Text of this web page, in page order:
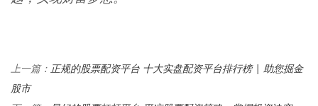
上一篇： 正规的股票配资平台 十大实盘配资平台排行榜 | 助您掘金
股市